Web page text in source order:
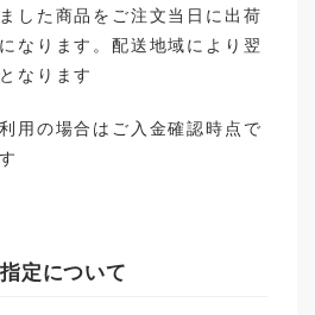
した商品をご注文当日に出荷
なります。配送地域により翌
なります
用の場合はご入金確認時点で
定について